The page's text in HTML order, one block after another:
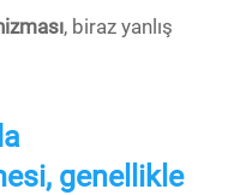
, biraz yanlış
genellikle